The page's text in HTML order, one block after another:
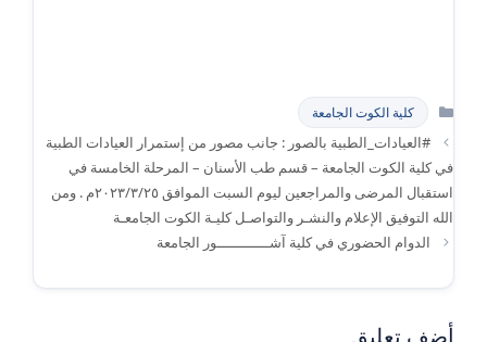
التصنيفات
كلية الكوت الجامعة
#العيادات_الطبية بالصور : جانب مصور من إستمرار العيادات الطبية
في كلية الكوت الجامعة – قسم طب الأسنان – المرحلة الخامسة في
استقبال المرضى والمراجعين ليوم السبت الموافق ٢٠٢٣/٣/٢٥م . ومن
الله التوفيق الإعلام والنشـر والتواصـل كليـة الكوت الجامعـة
الدوام الحضوري في كلية آشــــــــــــور الجامعة
أضف تعليق